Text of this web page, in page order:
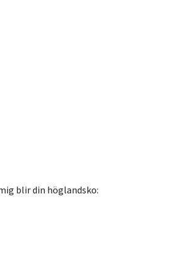
blir din höglandsko: